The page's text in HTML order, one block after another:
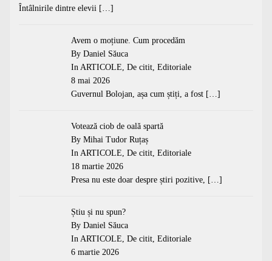
Întâlnirile dintre elevii […]
Avem o moțiune. Cum procedăm
By Daniel Săuca
In ARTICOLE, De citit, Editoriale
8 mai 2026
Guvernul Bolojan, așa cum știți, a fost […]
Votează ciob de oală spartă
By Mihai Tudor Ruțaș
In ARTICOLE, De citit, Editoriale
18 martie 2026
Presa nu este doar despre știri pozitive, […]
Știu și nu spun?
By Daniel Săuca
In ARTICOLE, De citit, Editoriale
6 martie 2026